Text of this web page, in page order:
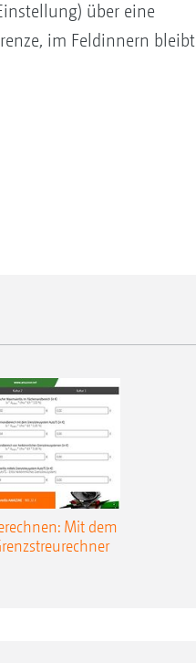
über eine
im Feldinnern bleibt
Mit dem